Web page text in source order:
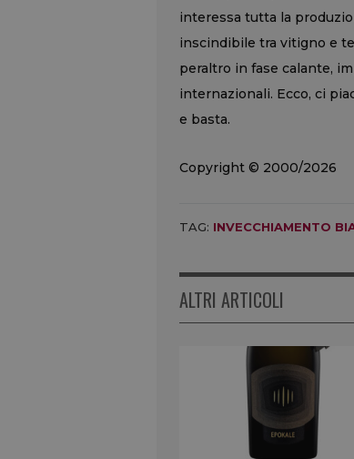
interessa tutta la
inscindibile tra vitigno e
peraltro in fase calante,
internazionali. Ecco, ci
e basta.
Copyright © 2000/2026
TAG: INVECCHIAMENTO
ALTRI ARTICOLI